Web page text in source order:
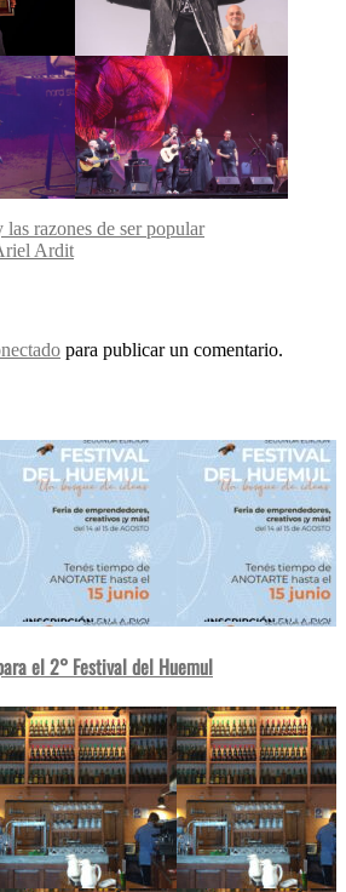
las razones de ser popular
Ardit
para publicar un comentario.
el 2° Festival del Huemul